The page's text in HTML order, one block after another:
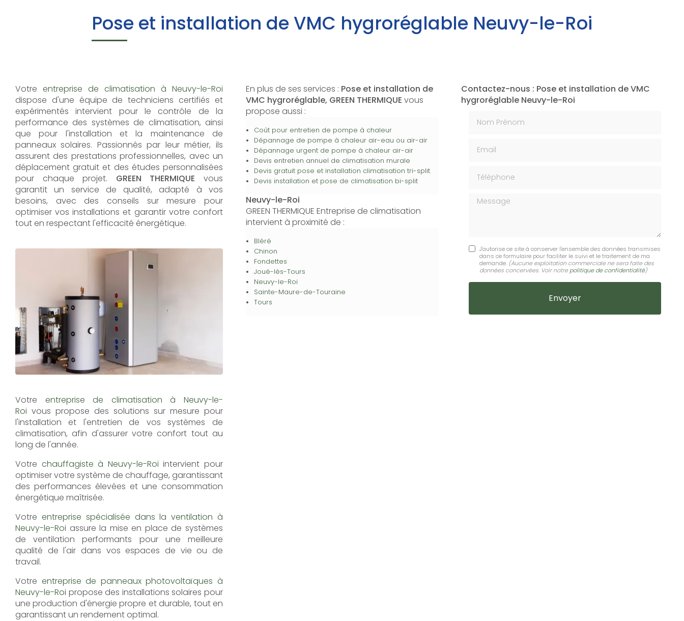
Pose et installation de VMC hygroréglable Neuvy-le-Roi
Votre entreprise de climatisation à Neuvy-le-Roi
dispose d'une équipe de techniciens certifiés et
expérimentés intervient pour le contrôle de la
performance des systèmes de climatisation, ainsi
que pour l'installation et la maintenance de
panneaux solaires. Passionnés par leur métier, ils
assurent des prestations professionnelles, avec un
déplacement gratuit et des études personnalisées
pour chaque projet. GREEN THERMIQUE vous
garantit un service de qualité, adapté à vos
besoins, avec des conseils sur mesure pour
optimiser vos installations et garantir votre confort
tout en respectant l'efficacité énergétique.
Votre entreprise de climatisation à Neuvy-le-
Roi vous propose des solutions sur mesure pour
l'installation et l'entretien de vos systèmes de
climatisation, afin d'assurer votre confort tout au
long de l'année.
Votre chauffagiste à Neuvy-le-Roi intervient pour
optimiser votre système de chauffage, garantissant
des performances élevées et une consommation
énergétique maîtrisée.
Votre entreprise spécialisée dans la ventilation à
Neuvy-le-Roi assure la mise en place de systèmes
de ventilation performants pour une meilleure
qualité de l'air dans vos espaces de vie ou de
travail.
Votre entreprise de panneaux photovoltaïques à
Neuvy-le-Roi propose des installations solaires pour
une production d'énergie propre et durable, tout en
garantissant un rendement optimal.
En plus de ses services : Pose et installation de
VMC hygroréglable, GREEN THERMIQUE vous
propose aussi :
Coût pour entretien de pompe à chaleur
Dépannage de pompe à chaleur air-eau ou air-air
Dépannage urgent de pompe à chaleur air-air
Devis entretien annuel de climatisation murale
Devis gratuit pose et installation climatisation tri-split
Devis installation et pose de climatisation bi-split
Neuvy-le-Roi
GREEN THERMIQUE Entreprise de climatisation
intervient à proximité de :
Bléré
Chinon
Fondettes
Joué-lès-Tours
Neuvy-le-Roi
Sainte-Maure-de-Touraine
Tours
Contactez-nous : Pose et installation de VMC
hygroréglable Neuvy-le-Roi
Message
J'autorise ce site à conserver l'ensemble des données transmises
dans ce formulaire pour faciliter le suivi et le traitement de ma
demande. (Aucune exploitation commerciale ne sera faite des
données concervées. Voir notre politique de confidentialité)